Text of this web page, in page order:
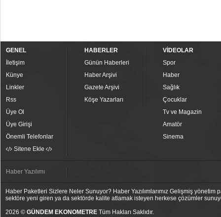
GENEL
İletişim
Künye
Linkler
Rss
Üye Ol
Üye Girişi
Önemli Telefonlar
Sitene Ekle
HABERLER
Günün Haberleri
Haber Arşivi
Gazete Arşivi
Köşe Yazarları
VİDEOLAR
Spor
Haber
Sağlık
Çocuklar
Tv ve Magazin
Amatör
Sinema
Haber Yazılımı
Haber Paketleri Sizlere Neler Sunuyor? Haber Yazılımlarımız Gelişmiş
sektöre yeni giren ya da sektörde kalite atlamak isteyen herkese çözümler
2026 © GÜNDEM EKONOMETRE Tüm Hakları Saklıdır.